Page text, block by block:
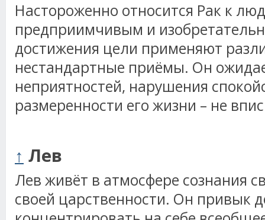
Настороженно относится Рак к
предприимчивым и
достижения цели применяют
нестандартные приёмы. Он
неприятностей, нарушения
размеренности его жизни – не
↑ Лев
Лев живёт в атмосфере сознания
своей царственности. Он привык